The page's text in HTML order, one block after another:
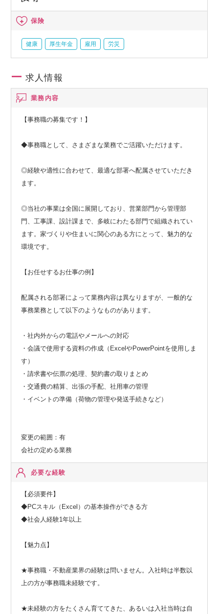
保険
健康 厚生年金 雇用 労災
求人情報
業務内容
【事務職の募集です！】
◆事務職として、さまざまな業務でご活躍いただけます。
◎経験や適性に合わせて、最適な部署へ配属させていただき
ます。
◎当社の事業は全国に展開しており、営業部門から管理部
門、工事課、設計課まで、多岐にわたる部門で組織されてい
ます。家づくりや住まいに関心のある方にとって、魅力的な
環境です。
【お任せするお仕事の例】
配属される部署によって業務内容は異なりますが、一般的な
事務業務として以下のようなものがあります。
・社内外からの電話やメールへの対応
・会議で使用する資料の作成（ExcelやPowerPointを使用しま
す）
・請求書や伝票の処理、契約書の取りまとめ
・交通費の精算、出張の手配、社用車の管理
・イベントの準備（荷物の管理や発送手続きなど）
変更の範囲：有
会社の定める業務
必要な経験
【必須要件】
◆PCスキル（Excel）の基本操作ができる方
◆社会人経験1年以上
【魅力点】
★事務職・不動産業界の経験は問いません。入社時は半数以
上の方が事務職未経験です。
★未経験の方をたくさん育ててきた、あるいは入社当時は自